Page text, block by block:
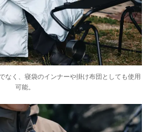
なく、寝袋のインナーや掛け布団としても使用
可能。